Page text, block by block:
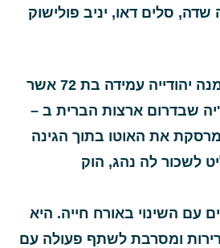
סלים דאו, יניב פולישוק
דייזי וורת'אן היא אלמנה יהודייה עמידה בת 72 אשר
שבדרום ארצות הברית ב –
מרסקת את האוטו בתוך הגינה
לשכור לה נהג, הוק
עם השינוי באורח חייה. היא
ומסרבת לשתף פעולה עם